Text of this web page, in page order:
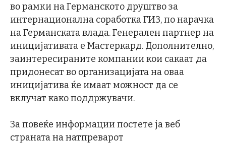
во рамки на Германското друштво за
интернационална соработка ГИЗ, по нарачка
на Германската влада. Генерален партнер на
иницијативата е Мастеркард. Дополнително,
заинтересираните компании кои сакаат да
придонесат во организацијата на оваа
иницијатива ќе имаат можност да се
вклучат како поддржувачи.
За повеќе информации постете ја веб
страната на натпреварот